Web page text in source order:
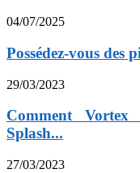
04/07/2025
Possédez-vous des
29/03/2023
Comment
Splash...
27/03/2023